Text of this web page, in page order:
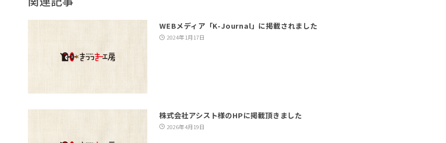
WEBメディア「K-Journal」に掲載されました
2024年1月17日
株式会社アシスト様のHPに掲載頂きました
2026年4月19日